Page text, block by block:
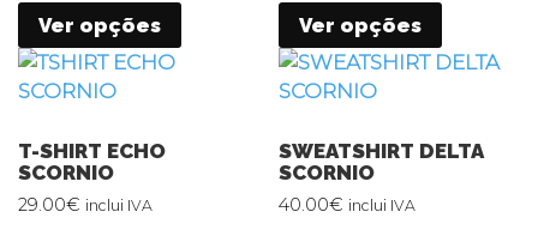
Ver opções Ver opções
T-SHIRT ECHO
SCORNIO
29.00€ inclui IVA
SWEATSHIRT DELTA
SCORNIO
40.00€ inclui IVA